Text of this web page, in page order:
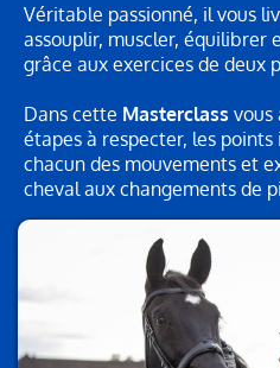
Véritable passionné, il vous
assouplir, muscler, équilibrer
grâce aux exercices de deux
Dans cette Masterclass vous
étapes à respecter, les
chacun des mouvements et
cheval aux changements de